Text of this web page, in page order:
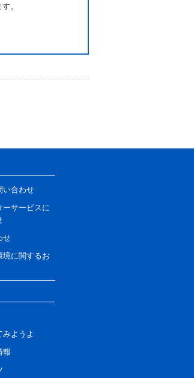
。
い合わせ
ーサービスに
せ
境に関するお
ようよ
報